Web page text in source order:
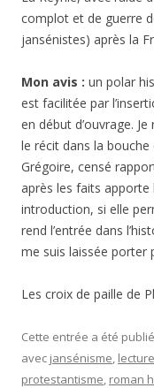
complot et de guerre
jansénistes) après la
Mon avis : un polar
est facilitée par
en début d’ouvrage. Je
le récit dans la bouche
Grégoire, censé
après les faits
introduction, si elle
rend l’entrée dans
me suis laissée porter
Les croix de paille de
Cette entrée a été
avec jansénisme, lecture
protestantisme, roman